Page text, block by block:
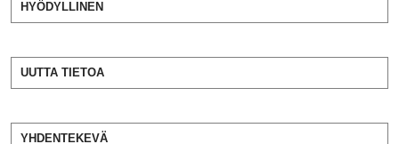
HYÖDYLLINEN
UUTTA TIETOA
YHDENTEKEVÄ